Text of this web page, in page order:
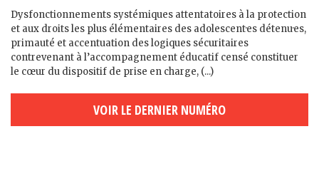
Dysfonctionnements systémiques attentatoires à la protection
et aux droits les plus élémentaires des adolescent·es détenu·es,
primauté et accentuation des logiques sécuritaires
contrevenant à l’accompagnement éducatif censé constituer
le cœur du dispositif de prise en charge, (...)
VOIR LE DERNIER NUMÉRO